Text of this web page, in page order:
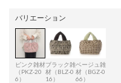
バリエーション
ピンク雑材
（PKZ-20
6）
ブラック雑
材（BLZ-0
16）
ベージュ雑
材（BGZ-0
66）